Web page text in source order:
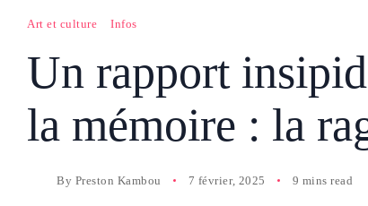
Art et culture Infos
Un rapport
la mémoire : la
By Preston Kambou 7 février, 2025 9 mins read